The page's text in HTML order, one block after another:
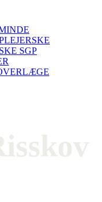
SGP